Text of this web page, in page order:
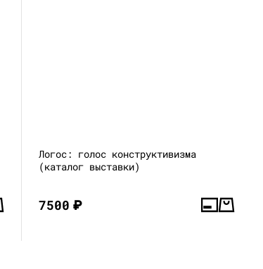
Логос: голос конструктивизма
(каталог выставки)
7500₽